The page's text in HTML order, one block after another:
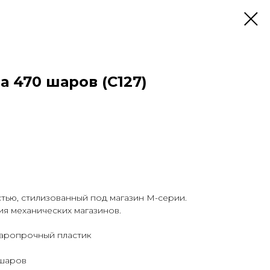
470 шаров (C127)
стилизованный под магазин М-серии.
механических магазинов.
пластик